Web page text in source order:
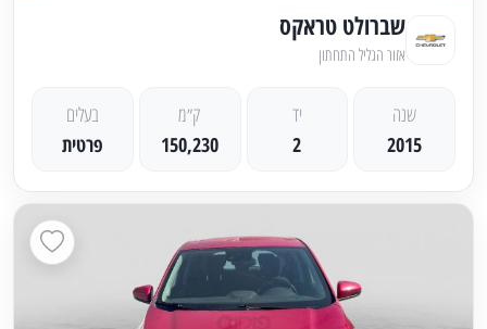
שברולט טראקס
אזור הגליל התחתון
שנה
2015
יד
2
ק״מ
150,230
בעלים
פרטית